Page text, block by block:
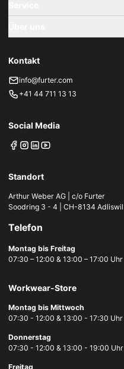
Kontakt
info@furter.com
+41 44 711 13 13
Social Media
Standort
Arthur Weber AG | c/o Furter
Soodring 3 - 4 | CH-8134 Adliswil
Telefon
Montag bis Freitag
07:30 – 12:00 & 13:00 – 17:00 Uhr
Workwear-Store
Montag bis Mittwoch
07:30 - 12:00 & 13:00 - 17:30 Uhr
Donnerstag
07:30 - 12:00 & 13:00 - 19:00 Uhr
Freitag